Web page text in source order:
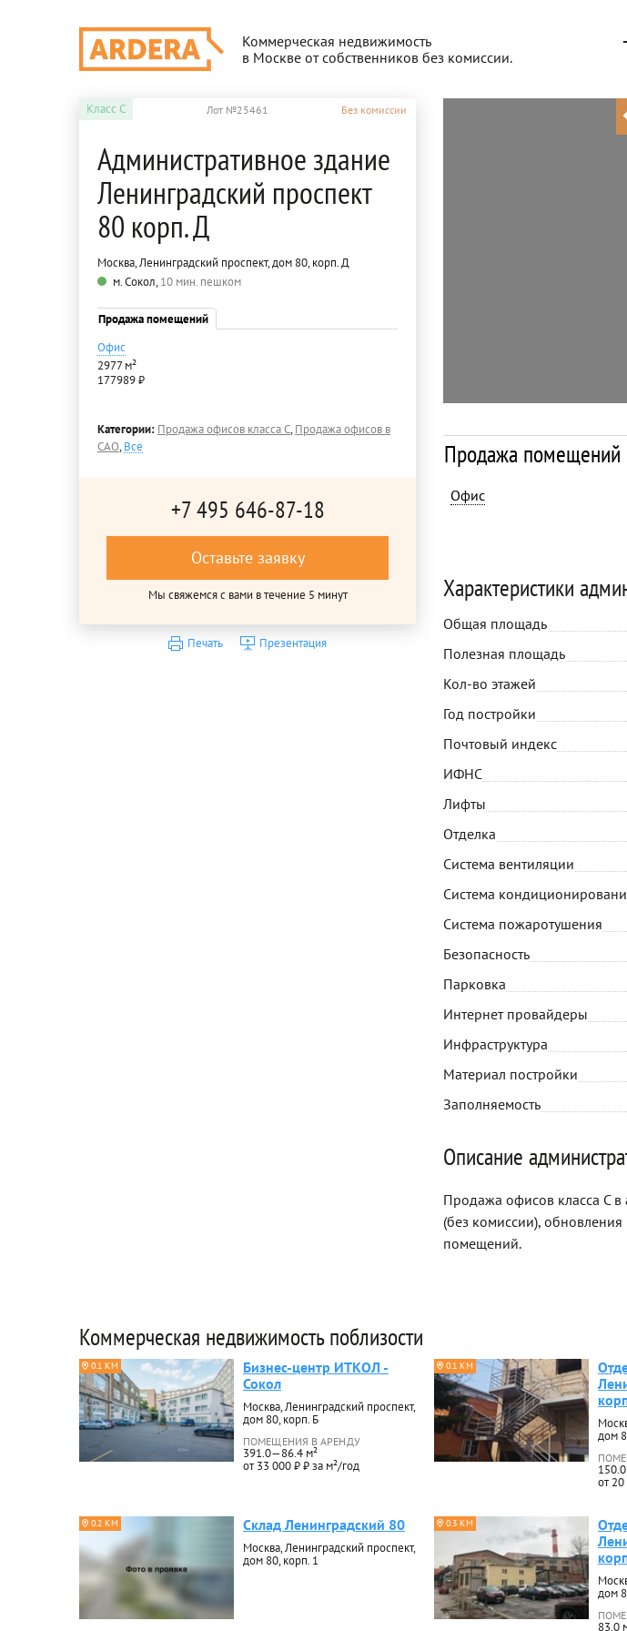
Коммерческая недвижимость
в Москве от собственников без комиссии.
Класс C Лот №25461 Без комиссии
Административное здание
Ленинградский проспект
80 корп. Д
Москва, Ленинградский проспект, дом 80, корп. Д
м. Сокол,10 мин. пешком
Продажа помещений
Офис
2977 м²
177989 ₽
Категории: Продажа офисов класса C,Продажа офисов в
САО,Все
+7 495 646-87-18
Оставьте заявку
Мы свяжемся с вами в течение 5 минут
Печать Презентация
Продажа помещений
Офис
Характеристики
Общая площадь
Полезная площадь
Кол-во этажей
Год постройки
Почтовый индекс
ИФНС
Лифты
Отделка
Система вентиляции
Система
Система пожаротушения
Безопасность
Парковка
Интернет провайдеры
Инфраструктура
Материал постройки
Заполняемость
Описание
Продажа офисов класса C
(без комиссии),
помещений.
Коммерческая недвижимость поблизости
0.1 КМ
Бизнес-центр ИТКОЛ -
Сокол
Москва, Ленинградский проспект,
дом 80, корп. Б
ПОМЕЩЕНИЯ В АРЕНДУ
391.0—86.4 м²
от 33 000 ₽ ₽ за м²/год
0.1 КМ
дом
от
0.2 КМ Склад Ленинградский 80
Москва, Ленинградский проспект,
дом 80, корп. 1
0.3 КМ
дом
83.0